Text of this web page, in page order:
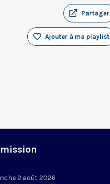
Partager
Ajouter à ma playlist
2 août 2026